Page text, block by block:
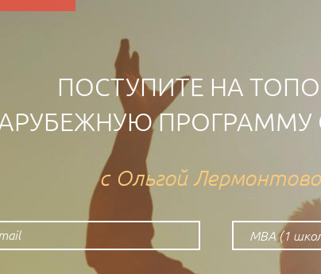
ПОСТУПИТЕ НА
ПРОГРАММУ
с Ольгой
МВА (1